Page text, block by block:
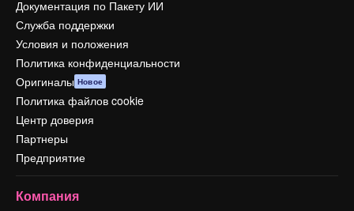
Документация по Пакету ИИ
Служба поддержки
Условия и положения
Политика конфиденциальности
Оригиналы Новое
Политика файлов cookie
Центр доверия
Партнеры
Предприятие
Компания